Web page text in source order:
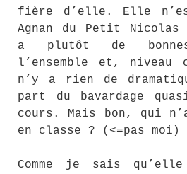
fière d’elle. Elle
Agnan du Petit
a plutôt de
l’ensemble et, niveau
n’y a rien de
part du bavardage
cours. Mais bon, qui
en classe ? (<=pas moi)
Comme je sais